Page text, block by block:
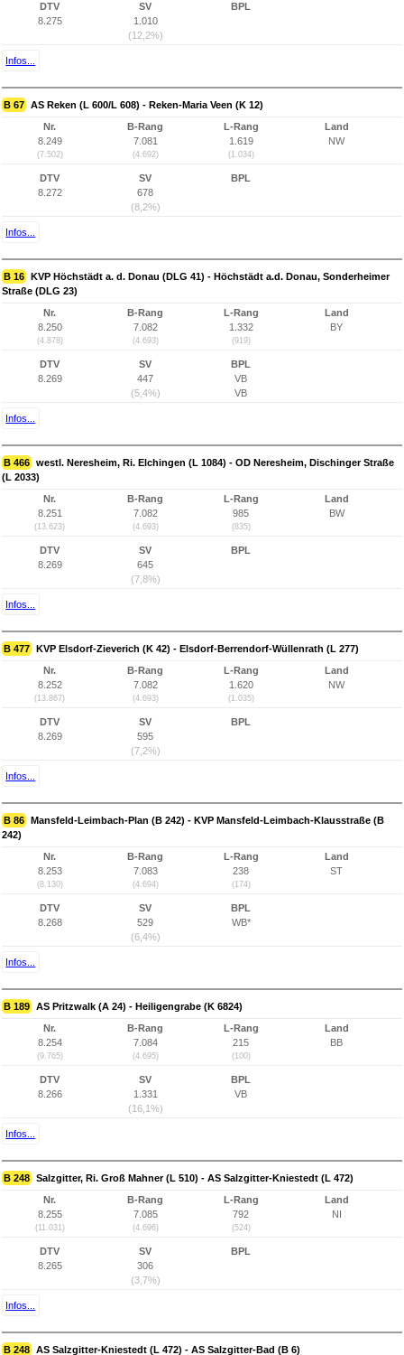
DTV
8.275
SV
1.010
(12,2%)
BPL
Infos...
B 67 AS Reken (L 600/L 608) - Reken-Maria Veen (K 12)
Nr.
8.249
(7.502)
B-Rang
7.081
(4.692)
L-Rang
1.619
(1.034)
Land
NW
DTV
8.272
SV
678
(8,2%)
BPL
Infos...
B 16 KVP Höchstädt a. d. Donau (DLG 41) - Höchstädt a.d. Donau, Sonderheimer
Straße (DLG 23)
Nr.
8.250
(4.878)
B-Rang
7.082
(4.693)
L-Rang
1.332
(919)
Land
BY
DTV
8.269
SV
447
(5,4%)
BPL
VB
VB
Infos...
B 466 westl. Neresheim, Ri. Elchingen (L 1084) - OD Neresheim, Dischinger Straße
(L 2033)
Nr.
8.251
(13.623)
B-Rang
7.082
(4.693)
L-Rang
985
(835)
Land
BW
DTV
8.269
SV
645
(7,8%)
BPL
Infos...
B 477 KVP Elsdorf-Zieverich (K 42) - Elsdorf-Berrendorf-Wüllenrath (L 277)
Nr.
8.252
(13.867)
B-Rang
7.082
(4.693)
L-Rang
1.620
(1.035)
Land
NW
DTV
8.269
SV
595
(7,2%)
BPL
Infos...
B 86 Mansfeld-Leimbach-Plan (B 242) - KVP Mansfeld-Leimbach-Klausstraße (B
242)
Nr.
8.253
(8.130)
B-Rang
7.083
(4.694)
L-Rang
238
(174)
Land
ST
DTV
8.268
SV
529
(6,4%)
BPL
WB*
Infos...
B 189 AS Pritzwalk (A 24) - Heiligengrabe (K 6824)
Nr.
8.254
(9.765)
B-Rang
7.084
(4.695)
L-Rang
215
(100)
Land
BB
DTV
8.266
SV
1.331
(16,1%)
BPL
VB
Infos...
B 248 Salzgitter, Ri. Groß Mahner (L 510) - AS Salzgitter-Kniestedt (L 472)
Nr.
8.255
(11.031)
B-Rang
7.085
(4.696)
L-Rang
792
(524)
Land
NI
DTV
8.265
SV
306
(3,7%)
BPL
Infos...
B 248 AS Salzgitter-Kniestedt (L 472) - AS Salzgitter-Bad (B 6)